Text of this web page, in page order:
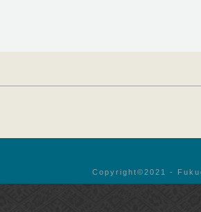
Copyright©︎2021 -